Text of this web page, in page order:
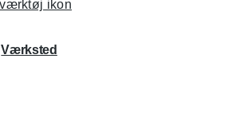
Værksted